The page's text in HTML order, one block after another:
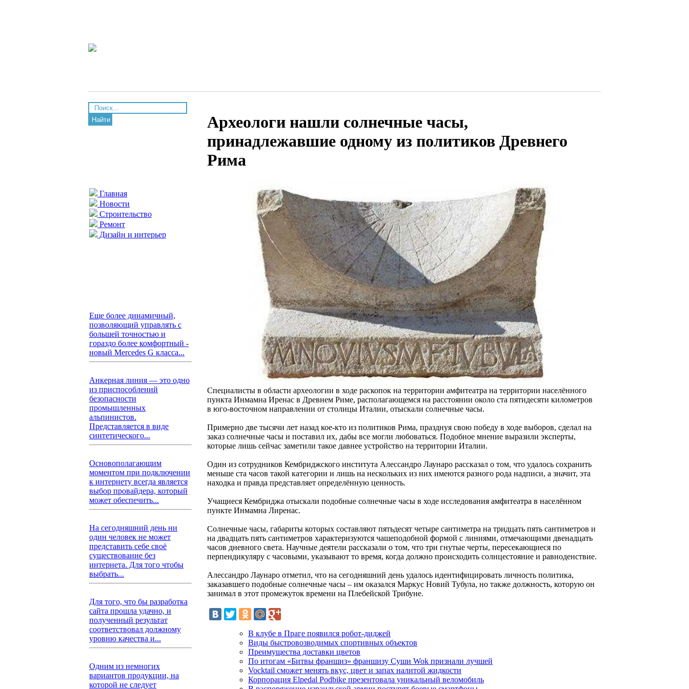
Найти
Главная
Новости
Строительство
Ремонт
Дизайн и интерьер
Еще более динамичный,
позволяющий управлять с
большей точностью и
гораздо более комфортный -
новый Mercedes G класса...
Анкерная линия — это одно
из приспособлений
безопасности
промышленных
альпинистов.
Представляется в виде
синтетического...
Основополагающим
моментом при подключении
к интернету всегда является
выбор провайдера, который
может обеспечить...
На сегодняшний день ни
один человек не может
представить себе своё
существование без
интернета. Для того чтобы
выбрать...
Для того, что бы разработка
сайта прошла удачно, и
полученный результат
соответствовал должному
уровню качества и...
Одним из немногих
вариантов продукции, на
которой не следует
Археологи нашли солнечные часы,
принадлежавшие одному из политиков Древнего
Рима
Специалисты в области археологии в ходе раскопок на территории амфитеатра на территории населённого
пункта Инмамна Иренас в Древнем Риме, располагающемся на расстоянии около ста пятидесяти километров
в юго-восточном направлении от столицы Италии, отыскали солнечные часы.
Примерно две тысячи лет назад кое-кто из политиков Рима, празднуя свою победу в ходе выборов, сделал на
заказ солнечные часы и поставил их, дабы все могли любоваться. Подобное мнение выразили эксперты,
которые лишь сейчас заметили такое давнее устройство на территории Италии.
Один из сотрудников Кембриджского института Алессандро Лаунаро рассказал о том, что удалось сохранить
меньше ста часов такой категории и лишь на нескольких из них имеются разного рода надписи, а значит, эта
находка и правда представляет определённую ценность.
Учащиеся Кембриджа отыскали подобные солнечные часы в ходе исследования амфитеатра в населённом
пункте Инмамна Лиренас.
Солнечные часы, габариты которых составляют пятьдесят четыре сантиметра на тридцать пять сантиметров и
на двадцать пять сантиметров характеризуются чашеподобной формой с линиями, отмечающими двенадцать
часов дневного света. Научные деятели рассказали о том, что три гнутые черты, пересекающиеся по
перпендикуляру с часовыми, указывают то время, когда должно происходить солнцестояние и равноденствие.
Алессандро Лаунаро отметил, что на сегодняшний день удалось идентифицировать личность политика,
заказавшего подобные солнечные часы – им оказался Маркус Новий Тубула, но также должность, которую он
занимал в этот промежуток времени на Плебейской Трибуне.
В клубе в Праге появился робот-диджей
Виды быстровозводимых спортивных объектов
Преимущества доставки цветов
По итогам «Битвы франшиз» франшизу Суши Wok признали лучшей
Vocktail сможет менять вкус, цвет и запах налитой жидкости
Корпорация Elpedal Podbike презентовала уникальный веломобиль